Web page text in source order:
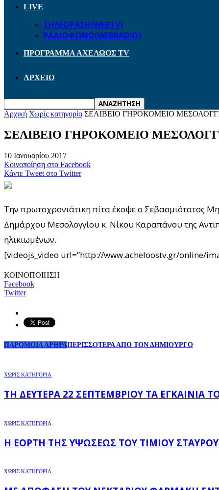
LIVE
ΤΗΛΕΟΡΑΣΗ(WEBTV)
ΡΑΔΙΟΦΩΝΟ(WEBRADIO)
ΠΡΟΓΡΑΜΜΑ ΑΧΕΛΩΟΣ TV
ΑΡΧΕΙΟ
Αρχική Χωρίς κατηγορία ΣΕΛΙΒΕΙΟ ΓΗΡΟΚΟΜΕΙΟ
ΣΕΛΙΒΕΙΟ ΓΗΡΟΚΟΜΕΙΟ
10 Ιανουαρίου 2017
Κοινοποίηση στο Facebook
Κάντε Tweet στο Twitter
Την πρωτοχρονιάτικη πίτα έκοψε ο Σεβασμιότατος
Δημάρχου Μεσολογγίου κ. Νίκου Καραπάνου της
ηλικιωμένων.
[videojs_video url=”http://www.acheloostv.gr/online/
ΚΟΙΝΟΠΟΙΗΣΗ
Facebook
Twitter
ΠΑΡΟΜΟΙΑ ΑΡΘΡΑΠΕΡΙΣΣΟΤΕΡΑ ΑΠΟ ΤΟΝ ΔΗΜΙΟΥΡΓΟ
ΧΩΡΊΣ ΚΑΤΗΓΟΡΊΑ
ΤΗ ΔΕΥΤΈΡΑ 22 ΣΕΠΤΕΜΒΡΊΟΥ ΤΑ ΕΓΚΑΊΝΙΑ
ΧΩΡΊΣ ΚΑΤΗΓΟΡΊΑ
Η ΕΟΡΤΉ ΤΗΣ ΥΨΏΣΕΩΣ ΤΟΥ ΤΙΜΊΟΥ
ΧΩΡΊΣ ΚΑΤΗΓΟΡΊΑ